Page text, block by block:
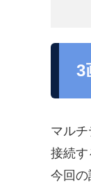
3
マル
接続す
今回の